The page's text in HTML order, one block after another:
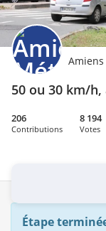
50 ou 30 km/
206
Contributions
8 194
Votes
Étape